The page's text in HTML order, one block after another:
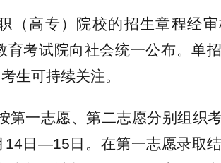
（高专）院校的招生章程经
育考试院向社会统一公布。单
生可持续关注。
第一志愿、第二志愿分别组织
14日—15日。在第一志愿录取